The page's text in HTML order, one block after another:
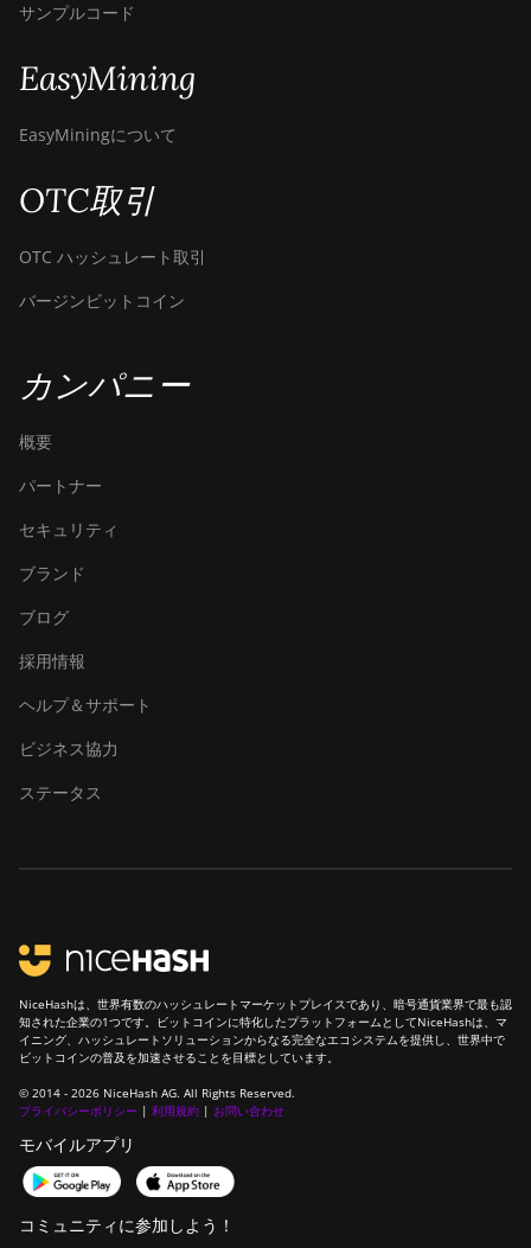
サンプルコード
EasyMining
EasyMiningについて
OTC取引
OTC ハッシュレート取引
バージンビットコイン
カンパニー
概要
パートナー
セキュリティ
ブランド
ブログ
採用情報
ヘルプ＆サポート
ビジネス協力
ステータス
NiceHashは、世界有数のハッシュレートマーケットプレイスであり、暗号通貨業界で最も認
知された企業の1つです。ビットコインに特化したプラットフォームとしてNiceHashは、マ
イニング、ハッシュレートソリューションからなる完全なエコシステムを提供し、世界中で
ビットコインの普及を加速させることを目標としています。
© 2014 - 2026 NiceHash AG. All Rights Reserved.
プライバシーポリシー | 利用規約 | お問い合わせ
モバイルアプリ
コミュニティに参加しよう！